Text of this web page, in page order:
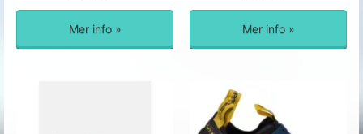
Mer info » Mer info »